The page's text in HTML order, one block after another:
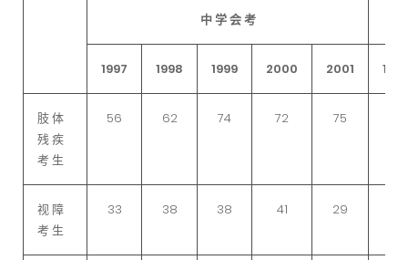
中 学 会 考
1997 1998 1999 2000 2001 1997
肢 体
残 疾
考 生
56 62 74 72 75
视 障
考 生
33 38 38 41 29